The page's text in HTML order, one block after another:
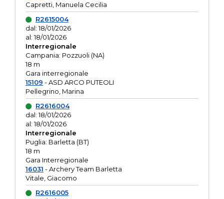
Capretti, Manuela Cecilia
R2615004
dal: 18/01/2026
al: 18/01/2026
Interregionale
Campania: Pozzuoli (NA)
18 m
Gara interregionale
15109 - ASD ARCO PUTEOLI
Pellegrino, Marina
R2616004
dal: 18/01/2026
al: 18/01/2026
Interregionale
Puglia: Barletta (BT)
18 m
Gara Interregionale
16031 - Archery Team Barletta
Vitale, Giacomo
R2616005